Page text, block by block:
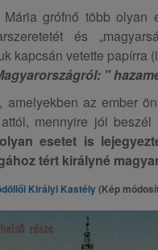
grófnő több olyan
és
kapcsán vetette papírra
"
amelyekben az ember
mennyire jól
esetet is
tért királyné
Királyi Kastély(Kép